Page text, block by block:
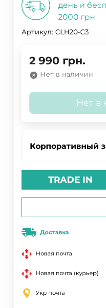
день и
2000 грн
Артикул: CLH20-C3
2 990 грн.
Нет в наличии
Нет в
Корпоративный
TRADE IN
Доставка
Новая почта
Новая почта (курьер)
Укр почта